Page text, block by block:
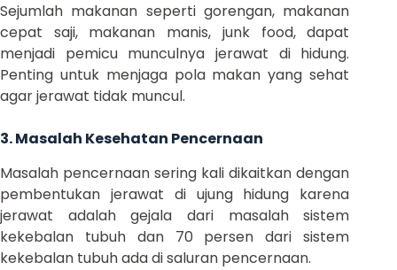
Sejumlah makanan seperti gorengan, makanan
cepat saji, makanan manis, junk food, dapat
menjadi pemicu munculnya jerawat di hidung.
Penting untuk menjaga pola makan yang sehat
agar jerawat tidak muncul.
3. Masalah Kesehatan Pencernaan
Masalah pencernaan sering kali dikaitkan dengan
pembentukan jerawat di ujung hidung karena
jerawat adalah gejala dari masalah sistem
kekebalan tubuh dan 70 persen dari sistem
kekebalan tubuh ada di saluran pencernaan.